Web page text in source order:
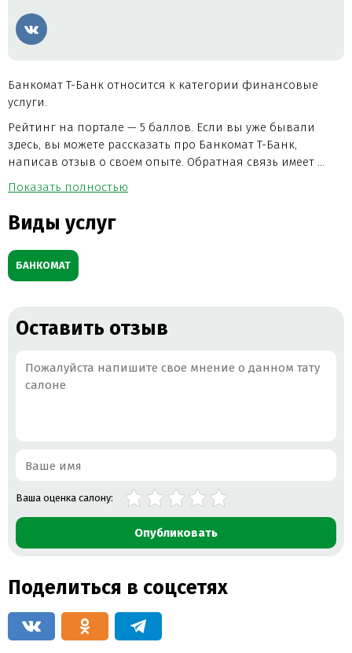
Банкомат Т-Банк относится к категории финансовые
услуги.
Рейтинг на портале — 5 баллов. Если вы уже бывали
здесь, вы можете рассказать про Банкомат Т-Банк,
написав отзыв о своем опыте. Обратная связь имеет ...
Показать полностью
Виды услуг
БАНКОМАТ
Оставить отзыв
Ваша оценка салону:
Опубликовать
Поделиться в соцсетях